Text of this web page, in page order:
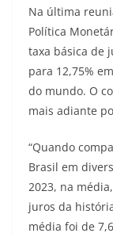
Na última
Política
taxa básica de
para 12,75%
do mundo. O
mais adiante
“Quando
Brasil em
2023, na
juros da
média foi de